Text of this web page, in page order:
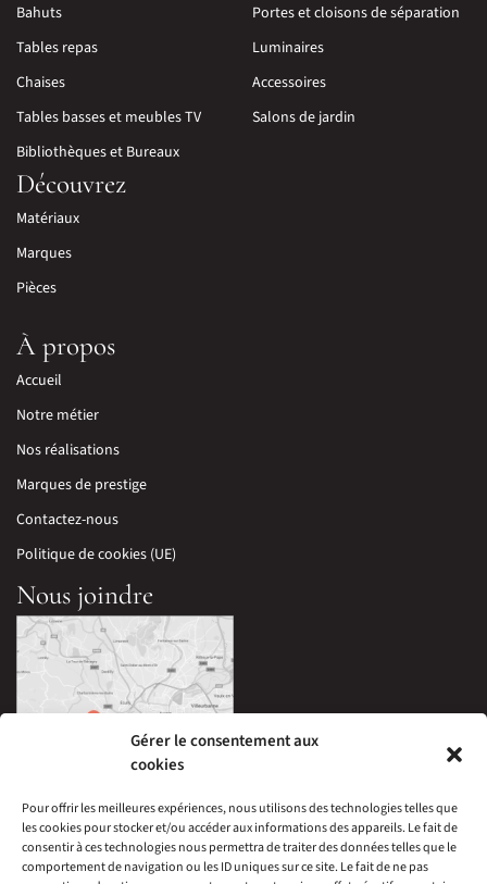
Gérer le consentement aux
cookies
Pour offrir les meilleures expériences, nous utilisons des technologies telles que
les cookies pour stocker et/ou accéder aux informations des appareils. Le fait de
consentir à ces technologies nous permettra de traiter des données telles que le
comportement de navigation ou les ID uniques sur ce site. Le fait de ne pas
Bahuts
Tables repas
Chaises
Tables basses et meubles TV
Bibliothèques et Bureaux
Portes et cloisons de séparation
Luminaires
Accessoires
Salons de jardin
Découvrez
Matériaux
Marques
Pièces
À propos
Accueil
Notre métier
Nos réalisations
Marques de prestige
Contactez-nous
Politique de cookies (UE)
Nous joindre
33 Avenue Edouard Millaud,
69290 Craponne, France